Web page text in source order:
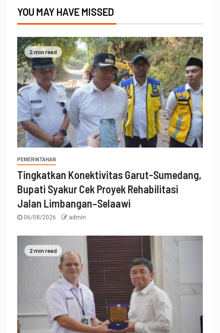
YOU MAY HAVE MISSED
2 min read
PEMERINTAHAN
Tingkatkan Konektivitas Garut-Sumedang,
Bupati Syakur Cek Proyek Rehabilitasi
Jalan Limbangan–Selaawi
06/08/2026 admin
2 min read